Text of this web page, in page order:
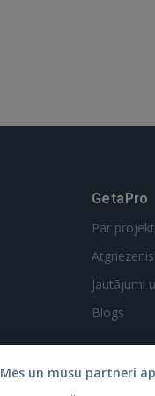
GetaPro
Par
Jautājumi
Blogs
Mēs un mūsu partneri